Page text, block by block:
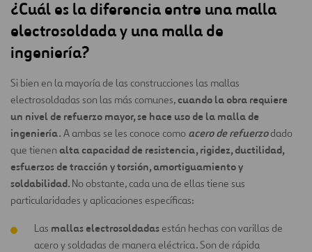
¿Cuál es la diferencia entre una malla
electrosoldada y una malla de
ingeniería?
Si bien en la mayoría de las construcciones las mallas
electrosoldadas son las más comunes,cuando la obra requiere
un nivel de refuerzo mayor, se hace uso de la malla de
ingeniería. A ambas se les conoce como acero de refuerzodado
que tienen alta capacidad de resistencia, rigidez, ductilidad,
esfuerzos de tracción y torsión, amortiguamiento y
soldabilidad. No obstante, cada una de ellas tiene sus
particularidades y aplicaciones específicas:
Las mallas electrosoldadas están hechas con varillas de
acero y soldadas de manera eléctrica. Son de rápida